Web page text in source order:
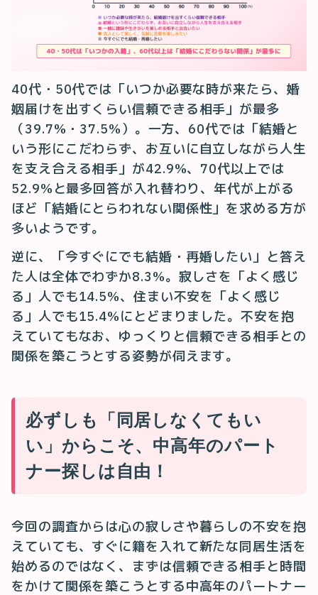
40代・50代では「いつか必要な時が来たら、婚
姻届けを出すくらい信頼できる相手」が最多
（39.7%・37.5%）。一方、60代では「結婚と
いう形にこだわらず、お互いに自立しながら人生
を支え合える相手」が42.9%、70代以上では
52.9%と最多回答が入れ替わり、年代が上がる
ほど「結婚にとらわれない関係性」を求める方が
多いようです。
逆に、「今すぐにでも結婚・再婚したい」と答え
た人は全体でわずか8.3%。寂しさを「よく感じ
る」人でも14.5%、住まい不安を「よく感じ
る」人でも15.4%にとどまりました。不安を抱
えていてもなお、ゆっくりと信頼できる相手との
関係を築こうとする姿勢が伺えます。
必ずしも「同居しなくてもい
い」からこそ、中高年のパート
ナー探しは自由！
今回の調査からは心の寂しさや暮らしの不安を抱
えていても、すぐに籍を入れて新たな同居生活を
始めるのではなく、まずは信頼できる相手と時間
をかけて関係を築こうとする中高年のパートナー